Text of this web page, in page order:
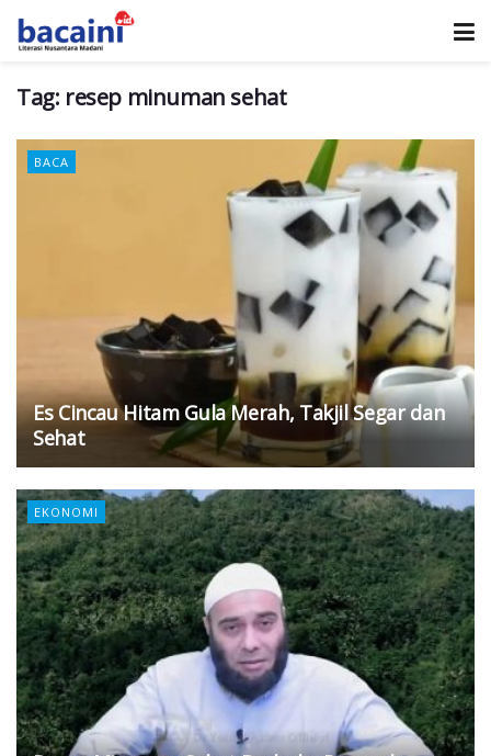
Tag: resep minuman sehat
BACA
Es Cincau Hitam Gula Merah, Takjil Segar dan
Sehat
EKONOMI